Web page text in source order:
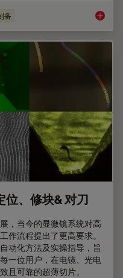
备
位、修块& 对刀
，当今的显微镜系统对高
作流程提出了更高要求。
动化方法及实操指导，旨
一位用户，在电镜、光电
且可靠的超薄切片。